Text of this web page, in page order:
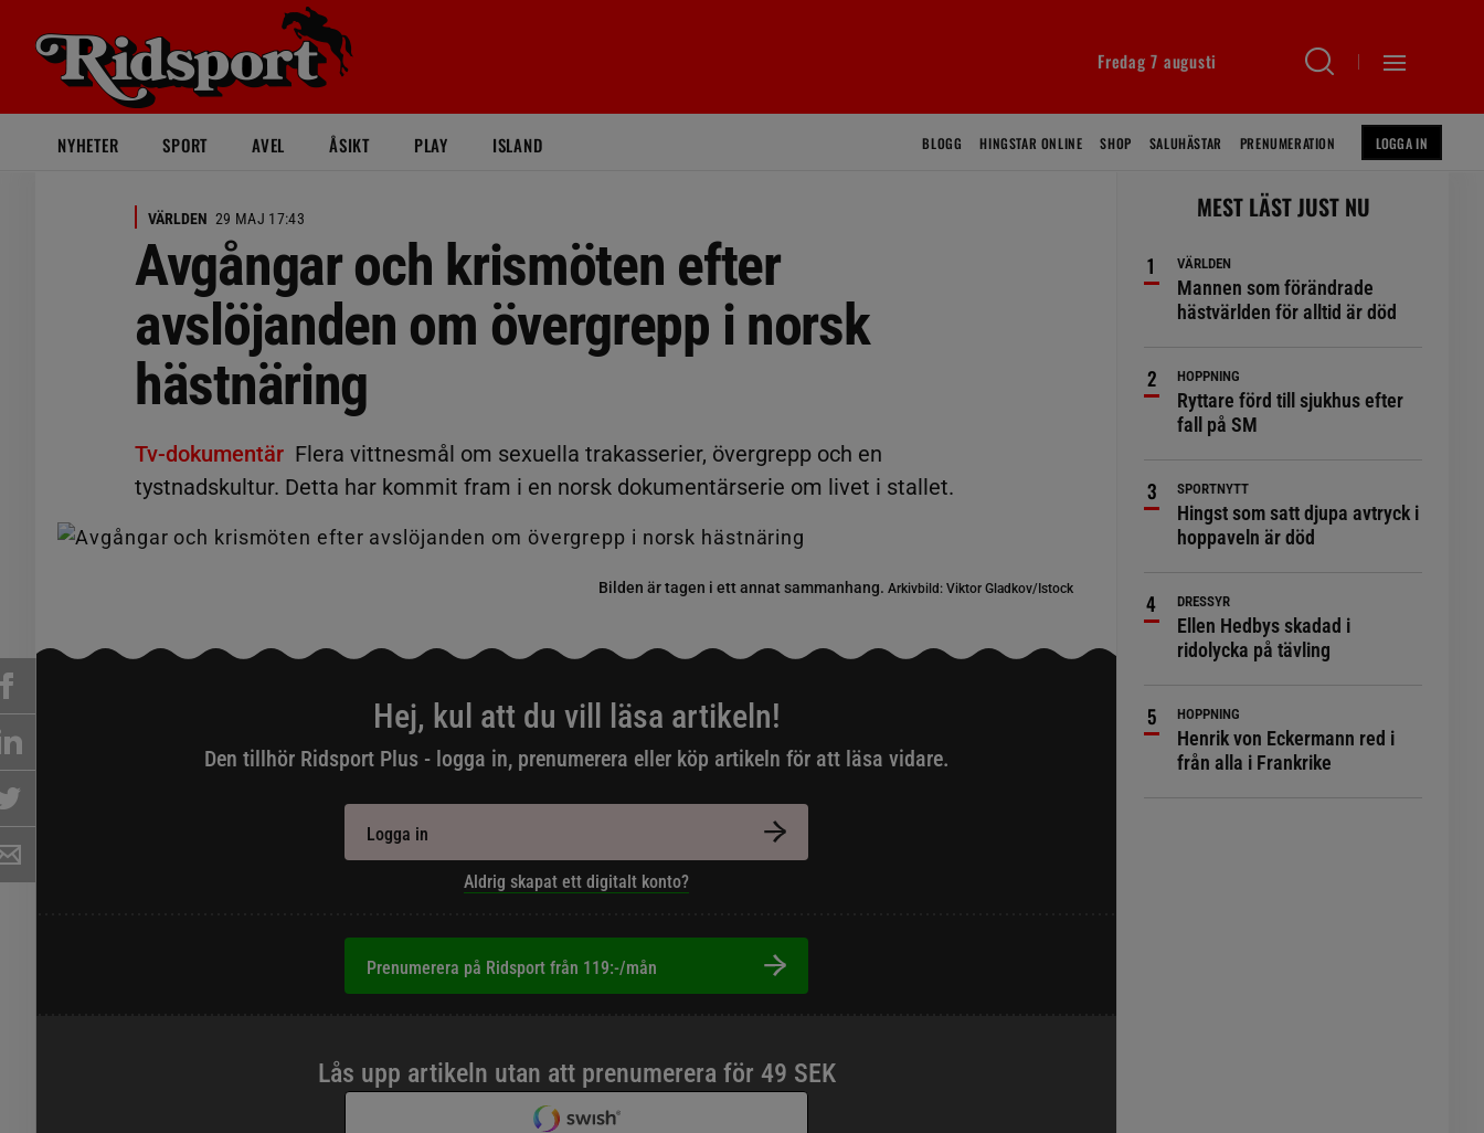
Fredag 7 augusti
NYHETER SPORT AVEL ÅSIKT PLAY ISLAND BLOGG HINGSTAR ONLINE SHOP SALUHÄSTAR PRENUMERATION LOGGA IN
VÄRLDEN 29 MAJ 17:43
Avgångar och krismöten efter
avslöjanden om övergrepp i norsk
hästnäring
Tv-dokumentär Flera vittnesmål om sexuella trakasserier, övergrepp och en
tystnadskultur. Detta har kommit fram i en norsk dokumentärserie om livet i stallet.
Bilden är tagen i ett annat sammanhang.Arkivbild: Viktor Gladkov/Istock
Hej, kul att du vill läsa artikeln!
Den tillhör Ridsport Plus - logga in, prenumerera eller köp artikeln för att läsa vidare.
Logga in
Aldrig skapat ett digitalt konto?
Prenumerera på Ridsport från 119:-/mån
MEST LÄST JUST NU
VÄRLDEN
Mannen som förändrade
hästvärlden för alltid är död
HOPPNING
Ryttare förd till sjukhus efter
fall på SM
SPORTNYTT
Hingst som satt djupa avtryck i
hoppaveln är död
DRESSYR
Ellen Hedbys skadad i
ridolycka på tävling
HOPPNING
Henrik von Eckermann red i
från alla i Frankrike